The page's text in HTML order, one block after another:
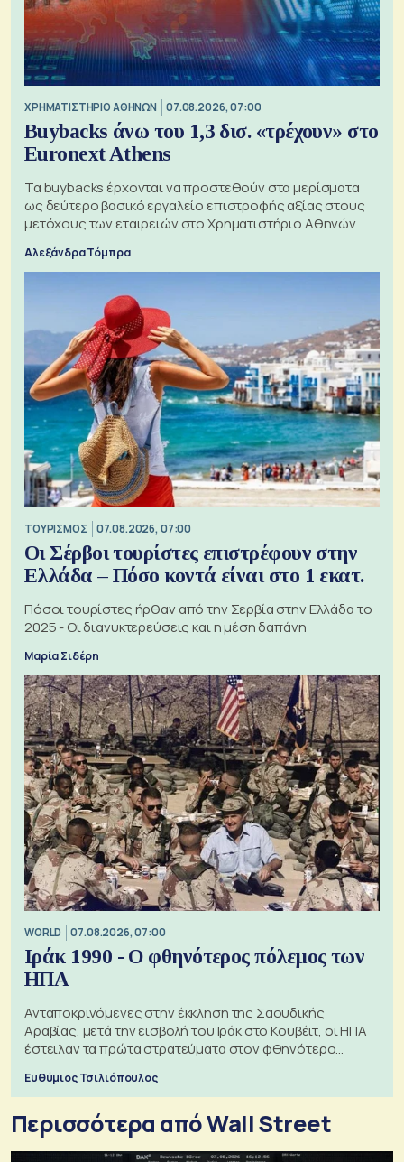
XΡΗΜΑΤΙΣΤΗΡΙΟ ΑΘΗΝΩΝ 07.08.2026, 07:00
Buybacks άνω του 1,3 δισ. «τρέχουν» στο
Euronext Athens
Τα buybacks έρχονται να προστεθούν στα μερίσματα
ως δεύτερο βασικό εργαλείο επιστροφής αξίας στους
μετόχους των εταιρειών στο Χρηματιστήριο Αθηνών
Αλεξάνδρα Τόμπρα
ΤΟΥΡΙΣΜΟΣ 07.08.2026, 07:00
Οι Σέρβοι τουρίστες επιστρέφουν στην
Ελλάδα – Πόσο κοντά είναι στο 1 εκατ.
Πόσοι τουρίστες ήρθαν από την Σερβία στην Ελλάδα το
2025 - Οι διανυκτερεύσεις και η μέση δαπάνη
Μαρία Σιδέρη
WORLD 07.08.2026, 07:00
Ιράκ 1990 - Ο φθηνότερος πόλεμος των
ΗΠΑ
Ανταποκρινόμενες στην έκκληση της Σαουδικής
Αραβίας, μετά την εισβολή του Ιράκ στο Κουβέιτ, οι ΗΠΑ
έστειλαν τα πρώτα στρατεύματα στον φθηνότερο
Ευθύμιος Τσιλιόπουλος
Περισσότερα από Wall Street